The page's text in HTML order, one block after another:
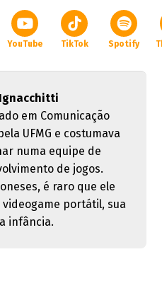
YouTube TikTok Spotify
em Comunicação
UFMG e costumava
numa equipe de
de jogos.
é raro que ele
portátil, sua
infância.